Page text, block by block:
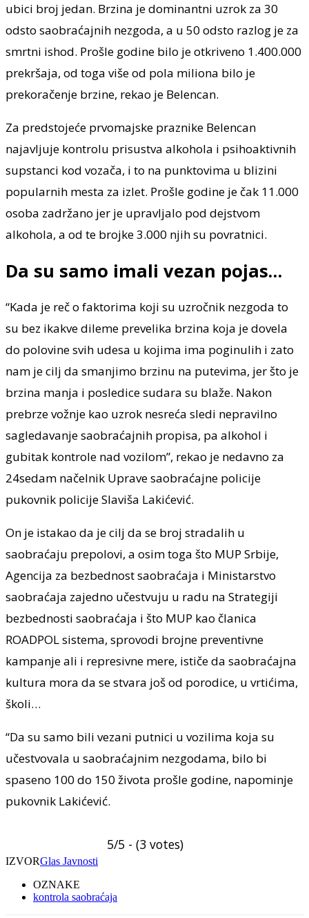
ubici broj jedan. Brzina je dominantni uzrok za 30
odsto saobraćajnih nezgoda, a u 50 odsto razlog je za
smrtni ishod. Prošle godine bilo je otkriveno 1.400.000
prekršaja, od toga više od pola miliona bilo je
prekoračenje brzine, rekao je Belencan.
Za predstojeće prvomajske praznike Belencan
najavljuje kontrolu prisustva alkohola i psihoaktivnih
supstanci kod vozača, i to na punktovima u blizini
popularnih mesta za izlet. Prošle godine je čak 11.000
osoba zadržano jer je upravljalo pod dejstvom
alkohola, a od te brojke 3.000 njih su povratnici.
Da su samo imali vezan pojas…
“Kada je reč o faktorima koji su uzročnik nezgoda to
su bez ikakve dileme prevelika brzina koja je dovela
do polovine svih udesa u kojima ima poginulih i zato
nam je cilj da smanjimo brzinu na putevima, jer što je
brzina manja i posledice sudara su blaže. Nakon
prebrze vožnje kao uzrok nesreća sledi nepravilno
sagledavanje saobraćajnih propisa, pa alkohol i
gubitak kontrole nad vozilom”, rekao je nedavno za
24sedam načelnik Uprave saobraćajne policije
pukovnik policije Slaviša Lakićević.
On je istakao da je cilj da se broj stradalih u
saobraćaju prepolovi, a osim toga što MUP Srbije,
Agencija za bezbednost saobraćaja i Ministarstvo
saobraćaja zajedno učestvuju u radu na Strategiji
bezbednosti saobraćaja i što MUP kao članica
ROADPOL sistema, sprovodi brojne preventivne
kampanje ali i represivne mere, ističe da saobraćajna
kultura mora da se stvara još od porodice, u vrtićima,
školi…
“Da su samo bili vezani putnici u vozilima koja su
učestvovala u saobraćajnim nezgodama, bilo bi
spaseno 100 do 150 života prošle godine, napominje
pukovnik Lakićević.
5/5 - (3 votes)
IZVORGlas Javnosti
OZNAKE
kontrola saobraćaja